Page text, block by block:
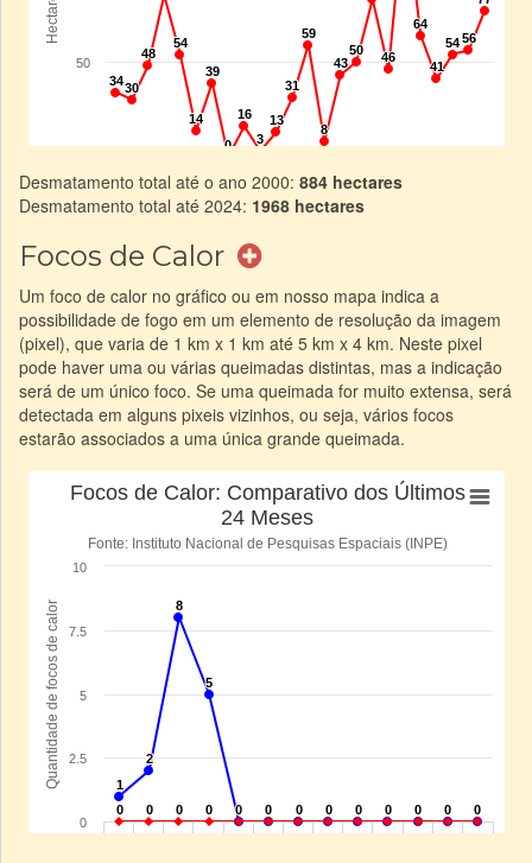
Desmatamento total até o ano 2000: 884 hectares
Desmatamento total até 2024: 1968 hectares
Focos de Calor
Um foco de calor no gráfico ou em nosso mapa indica a
possibilidade de fogo em um elemento de resolução da imagem
(pixel), que varia de 1 km x 1 km até 5 km x 4 km. Neste pixel
pode haver uma ou várias queimadas distintas, mas a indicação
será de um único foco. Se uma queimada for muito extensa, será
detectada em alguns pixeis vizinhos, ou seja, vários focos
estarão associados a uma única grande queimada.